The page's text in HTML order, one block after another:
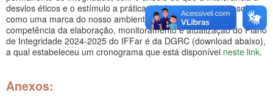
desvios éticos e o estímulo a práticas de boa gestão se consolidem
como uma marca do nosso ambiente organizacional. A
competência da elaboração, monitoramento e atualização do Plano
de Integridade 2024-2025 do IFFar é da DGRC (download abaixo),
a qual estabeleceu um cronograma que está disponível neste link.
Anexos: